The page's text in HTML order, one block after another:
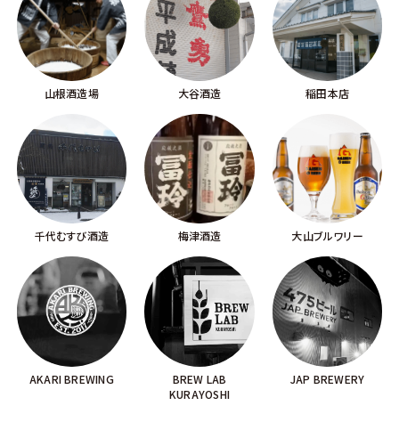
山根酒造場 大谷酒造 稲田本店
千代むすび酒造 梅津酒造 大山ブルワリー
AKARI BREWING
BREW LAB
KURAYOSHI
JAP BREWERY